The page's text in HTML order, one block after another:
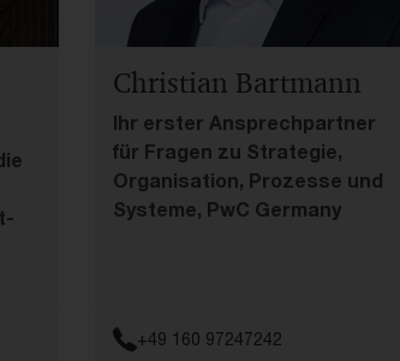
Christian Bartmann
Ihr erster Ansprechpartner
für Fragen zu Strategie,
Organisation, Prozesse und
Systeme, PwC Germany
+49 160 97247242